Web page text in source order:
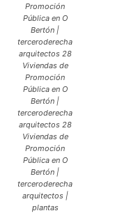
Promoción
Pública en O
Bertón |
terceroderecha
arquitectos 28
Viviendas de
Promoción
Pública en O
Bertón |
terceroderecha
arquitectos 28
Viviendas de
Promoción
Pública en O
Bertón |
terceroderecha
arquitectos |
plantas